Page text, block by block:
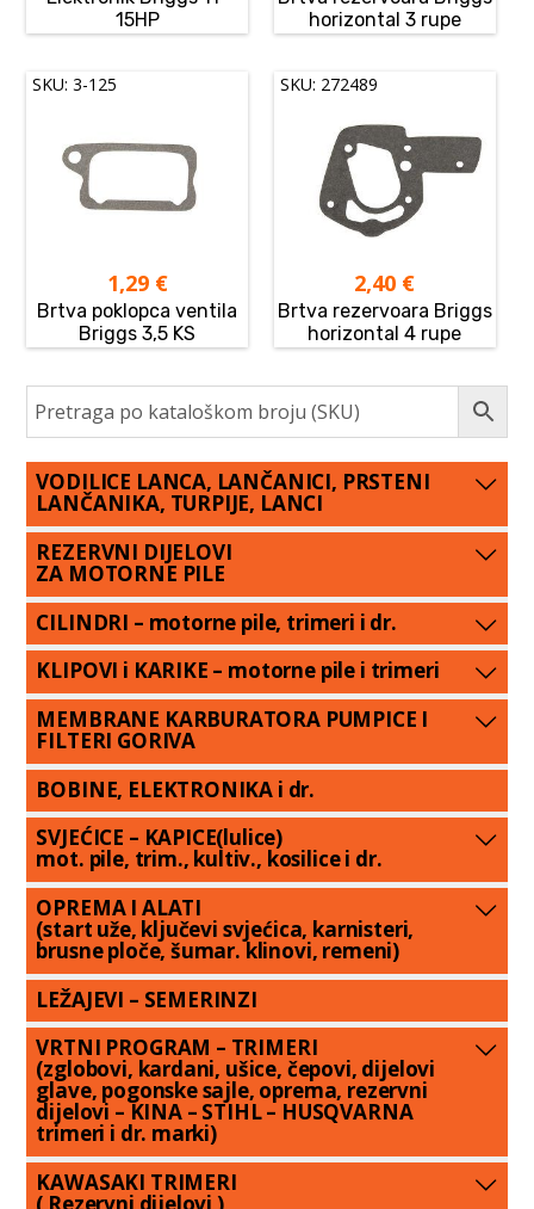
15HP
horizontal 3 rupe
SKU: 3-125
1,29 €
Brtva poklopca ventila
Briggs 3,5 KS
SKU: 272489
2,40 €
Brtva rezervoara Briggs
horizontal 4 rupe
VODILICE LANCA, LANČANICI, PRSTENI
LANČANIKA, TURPIJE, LANCI
REZERVNI DIJELOVI
ZA MOTORNE PILE
CILINDRI – motorne pile, trimeri i dr.
KLIPOVI i KARIKE – motorne pile i trimeri
MEMBRANE KARBURATORA PUMPICE I
FILTERI GORIVA
BOBINE, ELEKTRONIKA i dr.
SVJEĆICE – KAPICE(lulice)
mot. pile, trim., kultiv., kosilice i dr.
OPREMA I ALATI
(start uže, ključevi svjećica, karnisteri,
brusne ploče, šumar. klinovi, remeni)
LEŽAJEVI – SEMERINZI
VRTNI PROGRAM – TRIMERI
(zglobovi, kardani, ušice, čepovi, dijelovi
glave, pogonske sajle, oprema, rezervni
dijelovi – KINA – STIHL – HUSQVARNA
trimeri i dr. marki)
KAWASAKI TRIMERI